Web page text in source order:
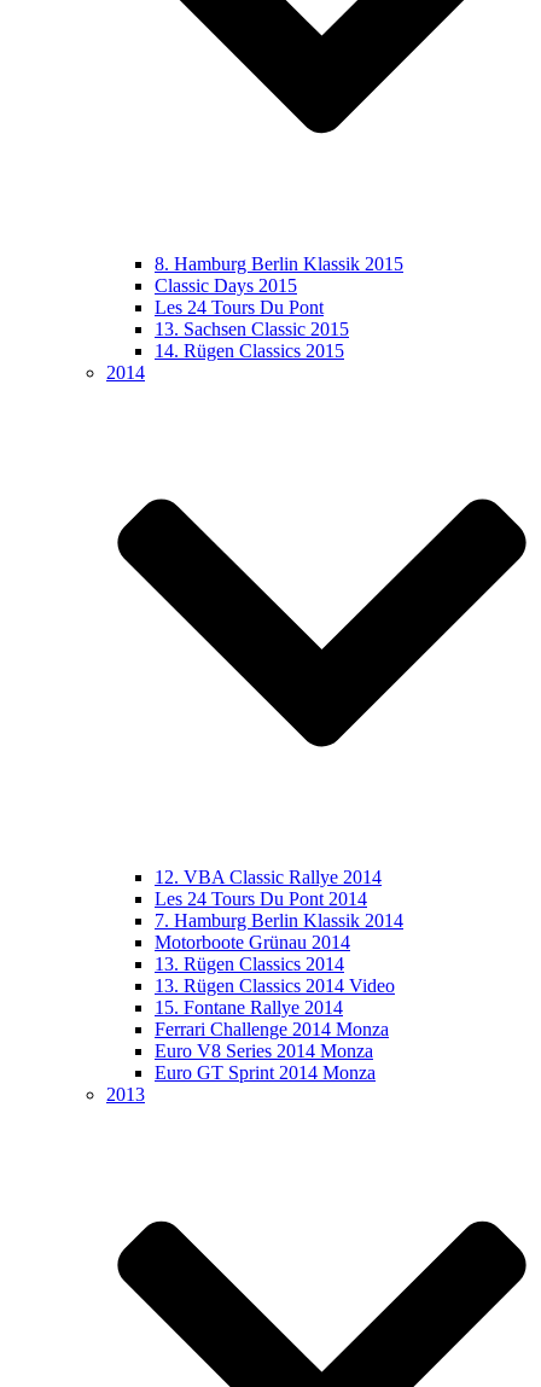
8. Hamburg Berlin Klassik 2015
Classic Days 2015
Les 24 Tours Du Pont
13. Sachsen Classic 2015
14. Rügen Classics 2015
2014
12. VBA Classic Rallye 2014
Les 24 Tours Du Pont 2014
7. Hamburg Berlin Klassik 2014
Motorboote Grünau 2014
13. Rügen Classics 2014
13. Rügen Classics 2014 Video
15. Fontane Rallye 2014
Ferrari Challenge 2014 Monza
Euro V8 Series 2014 Monza
Euro GT Sprint 2014 Monza
2013